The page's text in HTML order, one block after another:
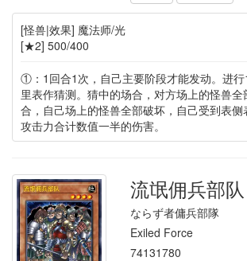
[怪兽|效果] 魔法师/光
[★2] 500/400
①：1回合1次，自己主要阶段才能发动。进
里表作猜测。猜中的场合，对方场上的怪兽
合，自己场上的怪兽全部破坏，自己受到表
攻击力合计数值一半的伤害。
流氓佣兵部队
ならず者傭兵部隊
Exiled Force
74131780